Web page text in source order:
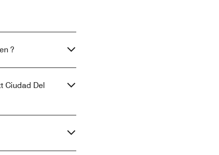
?
Ciudad Del